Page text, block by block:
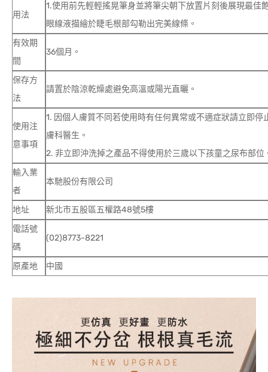
用法
1.使用前先輕輕搖晃筆身並將筆尖朝下放置片刻後展現最佳
眼線液描繪於睫毛根部勾勒出完美線條。
有效期
間
36個月。
保存方
法
請置於陰涼乾燥處避免高溫或陽光直曬。
使用注
意事項
1. 因個人膚質不同若使用時有任何異常或不適症狀請立即停
膚科醫生。
2. 非立即沖洗掉之產品不得使用於三歲以下孩童之尿布部位
輸入業
者
本馳股份有限公司
地址
新北市五股區五權路48號5樓
電話號
碼
(02)8773-8221
原產地 中國